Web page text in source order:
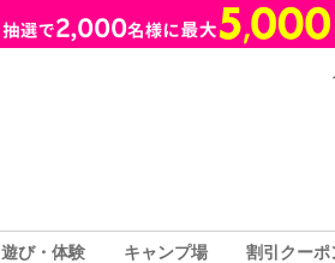
遊び・体験 キャンプ場 割引クーポ